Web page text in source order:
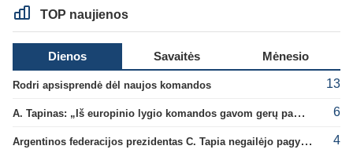
TOP naujienos
Dienos Savaitės Mėnesio
Rodri apsisprendė dėl naujos komandos 13
A. Tapinas: „Iš europinio lygio komandos gavom gerų pamokų“ 6
Argentinos federacijos prezidentas C. Tapia negailėjo pagyrų G. Infantino 4